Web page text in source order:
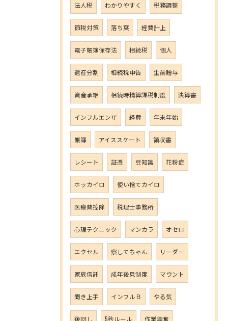
法人税 わかりやすく 税務調整
節税対策 落ち葉 経費計上
電子帳簿保存法 相続税 個人
遺産分割 相続税申告 生前贈与
資産承継 相続時精算課税制度 決算書
インフルエンザ 経費 年末年始
帳簿 アイススケート 領収書
レシート 証憑 豆知識 花粉症
ホッカイロ 使い捨てカイロ
医療費控除 税理士事務所
心理テクニック マンカラ オセロ
エクセル 察してちゃん リーダー
家族信託 成年後見制度 マウント
聞き上手 インフルＢ やる気
後回し 5秒ルール 作業興奮